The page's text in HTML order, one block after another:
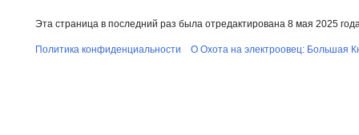
Эта страница в последний раз была отредактирована 8 мая 2025
Политика конфиденциальности О Охота на электроовец: Большая